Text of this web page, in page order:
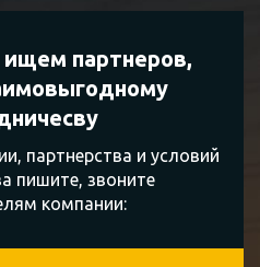
партнеров,
партнерства и условий
пишите, звоните
компании: